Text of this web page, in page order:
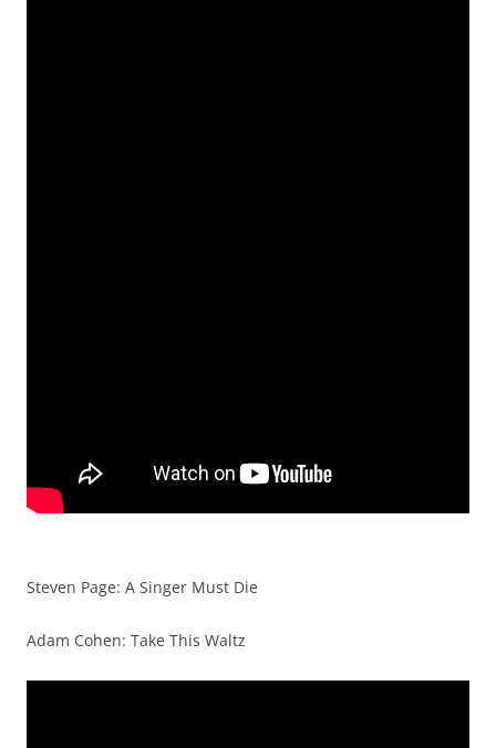
Steven Page: A Singer Must Die
Adam Cohen: Take This Waltz